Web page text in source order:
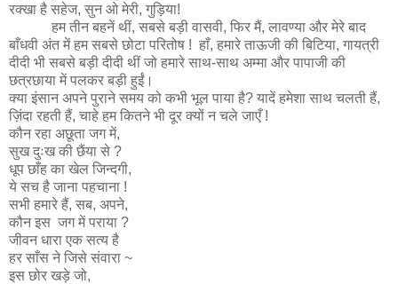
रक्खा है सहेज, सुन ओ मेरी, गुड़िया!
हम तीन बहनें थीं, सबसे बड़ी वासवी, फिर मैं, लावण्या और मेरे बाद
बाँधवी अंत में हम सबसे छोटा परितोष ! हाँ, हमारे ताऊजी की बिटिया, गायत्री
दीदी भी सबसे बड़ी दीदी थीं जो हमारे साथ-साथ अम्मा और पापाजी की
छत्रछाया में पलकर बड़ी हुईं।
क्या इंसान अपने पुराने समय को कभी भूल पाया है? यादें हमेशा साथ चलती हैं,
ज़िंदा रहती हैं, चाहे हम कितने भी दूर क्यों न चले जाएँ !
कौन रहा अछूता जग में,
सुख दुःख की छैंया से ?
धूप छाँह का खेल जिन्दगी,
ये सच है जाना पहचाना !
सभी हमारे हैं, सब, अपने,
कौन इस जग में पराया ?
जीवन धारा एक सत्य है
हर साँस ने जिसे संवारा ~
इस छोर खड़े जो,